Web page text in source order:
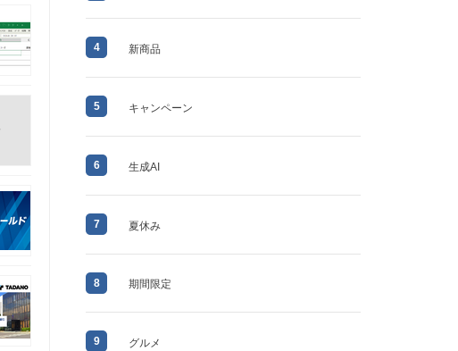
4 新商品
5 キャンペーン
6 生成AI
7 夏休み
8 期間限定
9 グルメ